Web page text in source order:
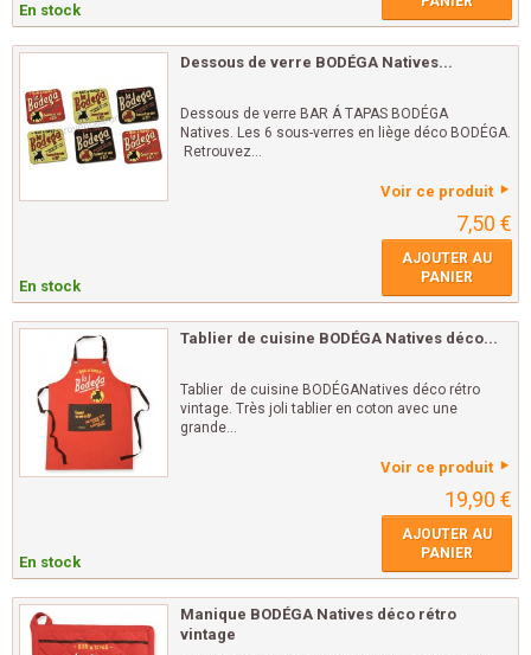
En stock
Dessous de verre BODÉGA Natives...
Dessous de verre BAR Á TAPAS BODÉGA
Natives. Les 6 sous-verres en liège déco BODÉGA.
Retrouvez...
Voir ce produit
7,50 €
En stock
AJOUTER AU
PANIER
Tablier de cuisine BODÉGA Natives déco...
Tablier de cuisine BODÉGANatives déco rétro
vintage. Très joli tablier en coton avec une
grande...
Voir ce produit
19,90 €
En stock
AJOUTER AU
PANIER
Manique BODÉGA Natives déco rétro
vintage